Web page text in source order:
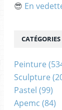
CATÉGORIES
Peinture
Sculpture
Pastel (99)
Apemc (84)
😎 En